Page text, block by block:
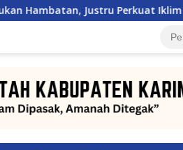
Perkuat Iklim Investasi Batam